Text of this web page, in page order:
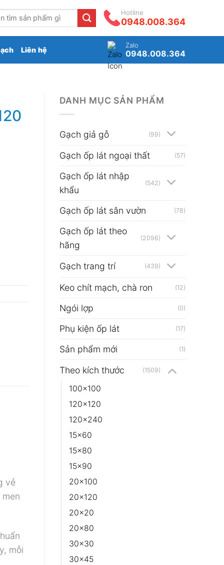
Hotline
0948.008.364
Liên hệ
Zalo
0948.008.364
DANH MỤC SẢN PHẨM
Gạch giả gỗ (99)
Gạch ốp lát ngoại thất (57)
Gạch ốp lát nhập
khẩu
(542)
Gạch ốp lát sân vườn (78)
Gạch ốp lát theo
hãng
(2096)
Gạch trang trí (439)
Keo chít mạch, chà ron (12)
Ngói lợp (0)
Phụ kiện ốp lát (17)
Sản phẩm mới (1)
Theo kích thước (1509)
100x100
120x120
120x240
15x60
15x80
15x90
20x100
20x120
20x20
20x80
30x30
30x45
vẻ
mỗi